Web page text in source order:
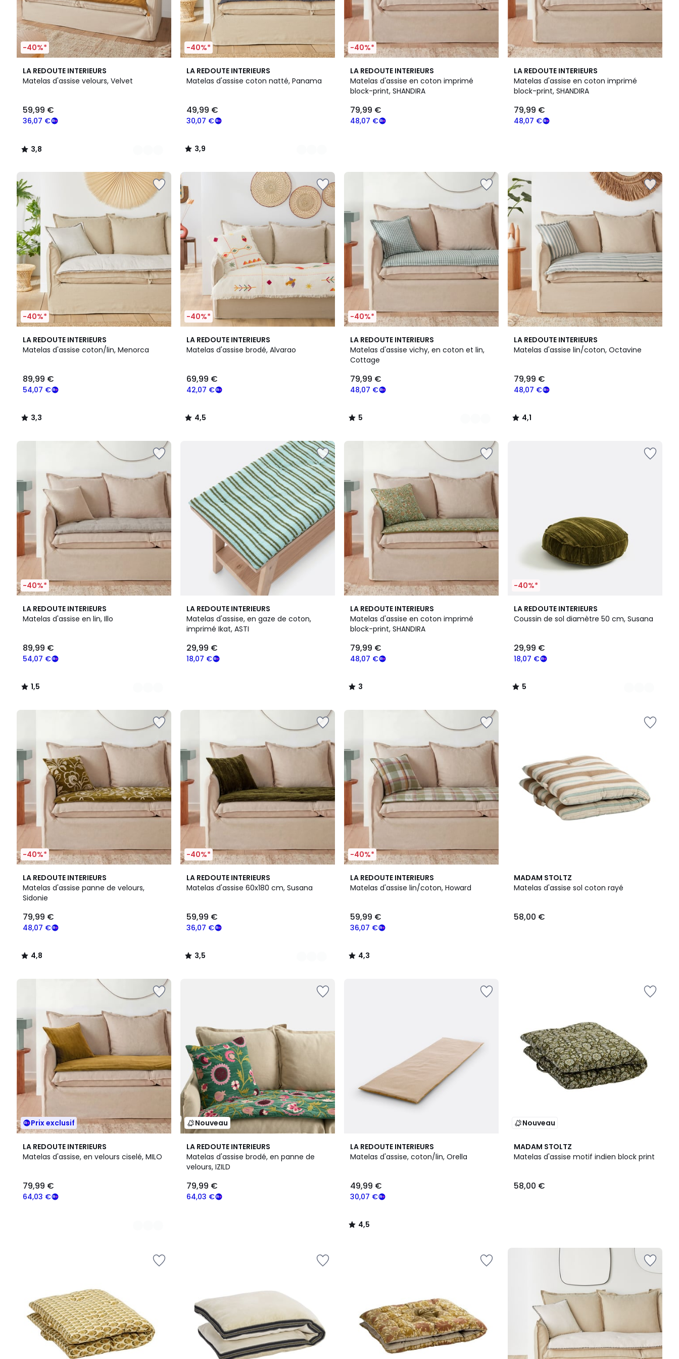
-40%*
LA REDOUTE INTERIEURS
Matelas d'assise velours, Velvet
€
souscrivez
programme
à
la
place
36,07
€.
36,07 €
59,99 €
3,8
/ 5
10
Couleurs
3,8
/
-40%*
LA REDOUTE INTERIEURS
Matelas d'assise coton natté, Panama
30,07 €
49,99 €
3,9
/ 5
5
Couleurs
3,9
/
-40%*
LA REDOUTE INTERIEURS
Matelas d'assise en coton imprimé
block-print, SHANDIRA
48,07 €
79,99 €
LA REDOUTE INTERIEURS
Matelas d'assise en coton imprimé
block-print, SHANDIRA
48,07 €
79,99 €
-40%*
LA REDOUTE INTERIEURS
Matelas d'assise coton/lin, Menorca
54,07 €
89,99 €
3,3
/ 5
3,3
/
-40%*
LA REDOUTE INTERIEURS
Matelas d'assise brodé, Alvarao
42,07 €
69,99 €
4,5
/ 5
4,5
/
-40%*
LA REDOUTE INTERIEURS
Matelas d'assise vichy, en coton et lin,
Cottage
48,07 €
79,99 €
5
/
5
2
Couleurs
5
/
LA REDOUTE INTERIEURS
Matelas d'assise lin/coton, Octavine
48,07 €
79,99 €
4,1
/ 5
4,1
/
-40%*
LA REDOUTE INTERIEURS
Matelas d'assise en lin, Illo
54,07 €
89,99 €
1,5
/
2
Couleurs
1,5
/
LA REDOUTE INTERIEURS
Matelas d'assise, en gaze de coton,
imprimé Ikat, ASTI
18,07 €
29,99 €
LA REDOUTE INTERIEURS
Matelas d'assise en coton imprimé
block-print, SHANDIRA
48,07 €
79,99 €
3
/
5
3
/
-40%*
LA REDOUTE INTERIEURS
Coussin de sol diamètre 50 cm, Susana
18,07 €
29,99 €
5
/
4
Couleurs
5
/
-40%*
LA REDOUTE INTERIEURS
Matelas d'assise panne de velours,
Sidonie
48,07 €
79,99 €
4,8
/ 5
4,8
/
-40%*
LA REDOUTE INTERIEURS
Matelas d'assise 60x180 cm, Susana
36,07 €
59,99 €
3,5
/ 5
2
Couleurs
3,5
/
-40%*
LA REDOUTE INTERIEURS
Matelas d'assise lin/coton, Howard
36,07 €
59,99 €
4,3
/ 5
4,3
/
MADAM STOLTZ
Matelas d'assise sol coton rayé
58,00 €
Prix exclusif
LA REDOUTE INTERIEURS
Matelas d'assise, en velours ciselé, MILO
64,03 €
79,99 €
3
Couleurs
Nouveau
LA REDOUTE INTERIEURS
Matelas d'assise brodé, en panne de
velours, IZILD
64,03 €
79,99 €
LA REDOUTE INTERIEURS
Matelas d'assise, coton/lin, Orella
30,07 €
49,99 €
4,5
/ 5
4,5
/
Nouveau
MADAM STOLTZ
Matelas d'assise motif indien block print
58,00 €